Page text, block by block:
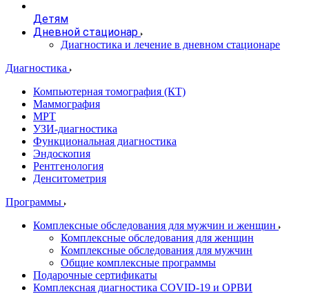
Детям
Дневной стационар
Диагностика и лечение в дневном стационаре
Диагностика
Компьютерная томография (КТ)
Маммография
МРТ
УЗИ-диагностика
Функциональная диагностика
Эндоскопия
Рентгенология
Денситометрия
Программы
Комплексные обследования для мужчин и женщин
Комплексные обследования для женщин
Комплексные обследования для мужчин
Общие комплексные программы
Подарочные сертификаты
Комплексная диагностика COVID-19 и ОРВИ